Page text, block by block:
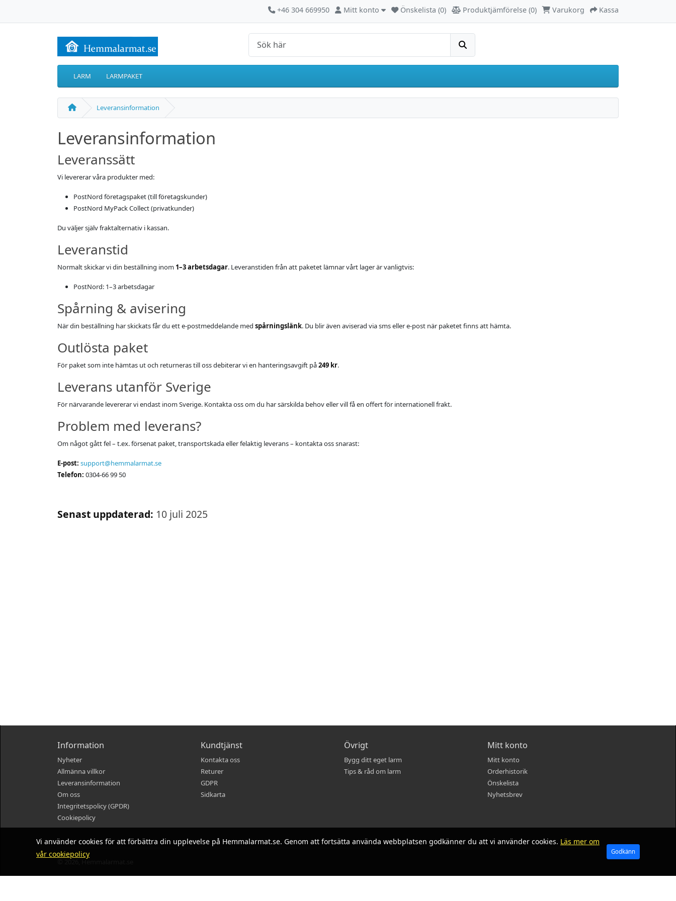
Vi använder cookies för att förbättra din upplevelse på Hemmalarmat.se. Genom att fortsätta använda webbplatsen godkänner du att vi använder cookies. Läs mer om
vår cookiepolicy
Godkänn
Kontakta oss
+46 304 669950 Mitt konto
Mitt konto Önskelista (0) Produktjämförelse (0) Varukorg Kassa
Sök
LARM LARMPAKET
Leveransinformation
Leveransinformation
Leveranssätt
Vi levererar våra produkter med:
PostNord företagspaket (till företagskunder)
PostNord MyPack Collect (privatkunder)
Du väljer själv fraktalternativ i kassan.
Leveranstid
Normalt skickar vi din beställning inom 1–3 arbetsdagar. Leveranstiden från att paketet lämnar vårt lager är vanligtvis:
PostNord: 1–3 arbetsdagar
Spårning & avisering
När din beställning har skickats får du ett e-postmeddelande med spårningslänk. Du blir även aviserad via sms eller e-post när paketet finns att hämta.
Outlösta paket
För paket som inte hämtas ut och returneras till oss debiterar vi en hanteringsavgift på249 kr.
Leverans utanför Sverige
För närvarande levererar vi endast inom Sverige. Kontakta oss om du har särskilda behov eller vill få en offert för internationell frakt.
Problem med leverans?
Om något gått fel – t.ex. försenat paket, transportskada eller felaktig leverans – kontakta oss snarast:
E-post: support@hemmalarmat.se
Telefon: 0304-66 99 50
Senast uppdaterad: 10 juli 2025
Information
Nyheter
Allmänna villkor
Leveransinformation
Om oss
Integritetspolicy (GPDR)
Cookiepolicy
Kundtjänst
Kontakta oss
Returer
GDPR
Sidkarta
Övrigt
Bygg ditt eget larm
Tips & råd om larm
Mitt konto
Mitt konto
Orderhistorik
Önskelista
Nyhetsbrev
© 2026, Hemmalarmat.se